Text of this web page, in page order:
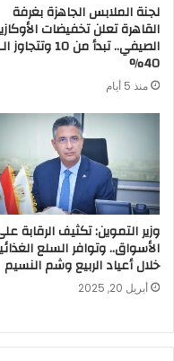
لجنة الملابس الجاهزة بغرفة
القاهرة تعلن تخفيضات
الصيفي.. تبدأ من 10 وتتجاوز الـ
40%
منذ 5 أيام
وزير التموين: تكثيف الرقابة
الأسواق.. وتوافر السلع
خلال أعياد الربيع وشم النسيم
أبريل 20, 2025